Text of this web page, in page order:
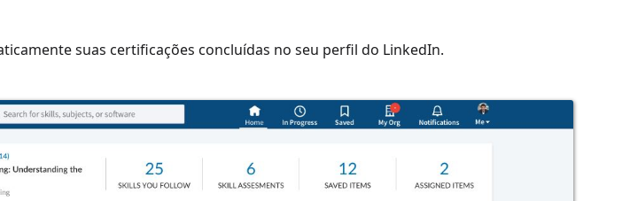
suas certificações concluídas no seu perfil do LinkedIn.